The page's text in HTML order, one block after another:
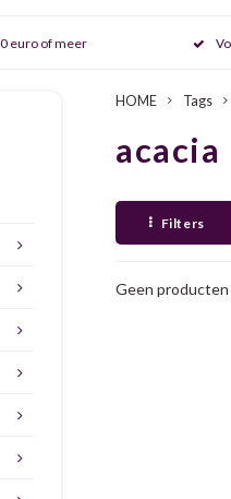
euro of meer
HOME Tags
acacia
Filters
Geen